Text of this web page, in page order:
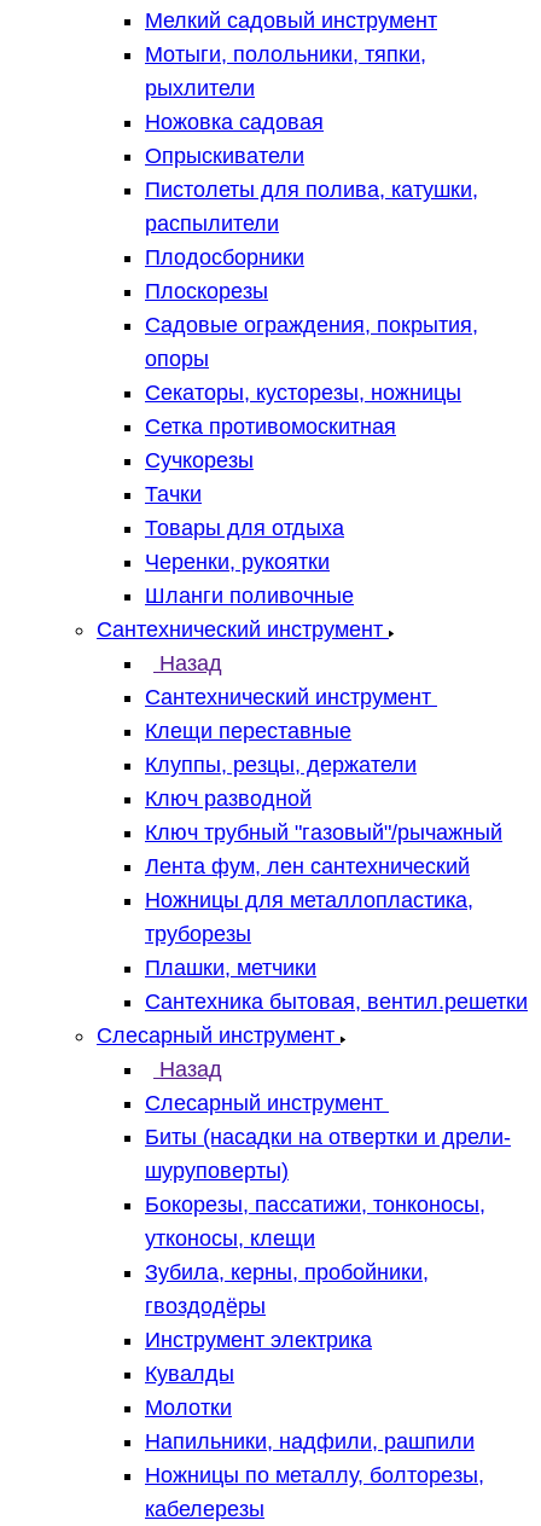
Мелкий садовый инструмент
Мотыги, полольники, тяпки,
рыхлители
Ножовка садовая
Опрыскиватели
Пистолеты для полива, катушки,
распылители
Плодосборники
Плоскорезы
Садовые ограждения, покрытия,
опоры
Секаторы, кусторезы, ножницы
Сетка противомоскитная
Сучкорезы
Тачки
Товары для отдыха
Черенки, рукоятки
Шланги поливочные
Сантехнический инструмент
Назад
Сантехнический инструмент
Клещи переставные
Клуппы, резцы, держатели
Ключ разводной
Ключ трубный "газовый"/рычажный
Лента фум, лен сантехнический
Ножницы для металлопластика,
труборезы
Плашки, метчики
Сантехника бытовая, вентил.решетки
Слесарный инструмент
Назад
Слесарный инструмент
Биты (насадки на отвертки и дрели-
шуруповерты)
Бокорезы, пассатижи, тонконосы,
утконосы, клещи
Зубила, керны, пробойники,
гвоздодёры
Инструмент электрика
Кувалды
Молотки
Напильники, надфили, рашпили
Ножницы по металлу, болторезы,
кабелерезы